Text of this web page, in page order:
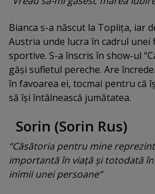
Bianca s-a născut la Topliţa, iar
Austria unde lucra în cadrul unei
sportive. S-a înscris în show-ul
găşi sufletul pereche. Are
în favoarea ei, tocmai pentru că
să îşi întâlnească jumătatea.
Sorin (Sorin Rus)
“Căsătoria pentru mine
importantă în viaţă şi totodată
inimii unei persoane”